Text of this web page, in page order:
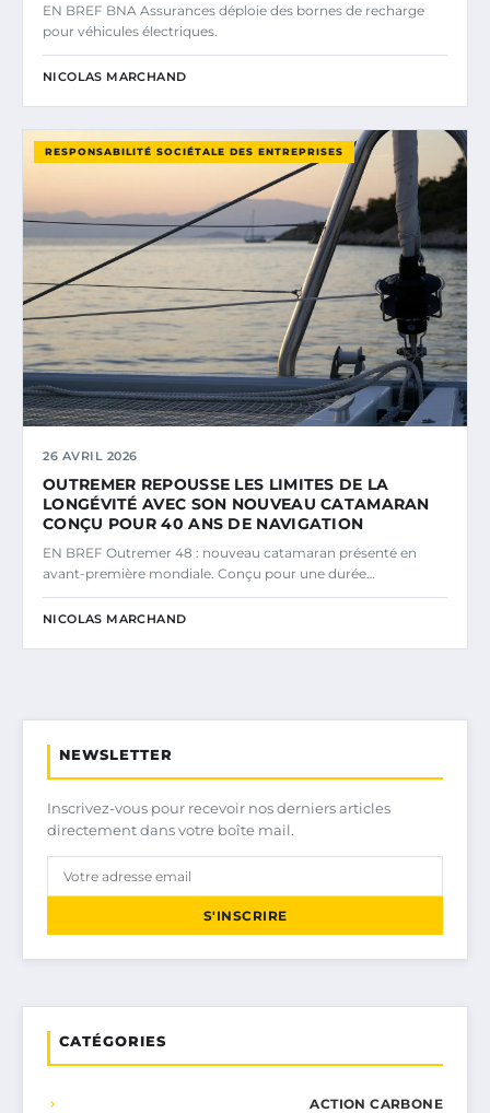
EN BREF BNA Assurances déploie des bornes de recharge
pour véhicules électriques.
NICOLAS MARCHAND
RESPONSABILITÉ SOCIÉTALE DES ENTREPRISES
26 AVRIL 2026
OUTREMER REPOUSSE LES LIMITES DE LA
LONGÉVITÉ AVEC SON NOUVEAU CATAMARAN
CONÇU POUR 40 ANS DE NAVIGATION
EN BREF Outremer 48 : nouveau catamaran présenté en
avant-première mondiale. Conçu pour une durée…
NICOLAS MARCHAND
NEWSLETTER
Inscrivez-vous pour recevoir nos derniers articles
directement dans votre boîte mail.
S'INSCRIRE
CATÉGORIES
ACTION CARBONE